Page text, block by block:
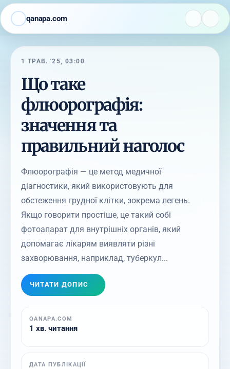
qanapa.com
1 ТРАВ. '25, 03:00
Що таке
флюорографія:
значення та
правильний наголос
Флюорографія — це метод медичної
діагностики, який використовують для
обстеження грудної клітки, зокрема легень.
Якщо говорити простіше, це такий собі
фотоапарат для внутрішніх органів, який
допомагає лікарям виявляти різні
захворювання, наприклад, туберкул...
ЧИТАТИ ДОПИС
QANAPA.COM
1 хв. читання
ДАТА ПУБЛІКАЦІЇ